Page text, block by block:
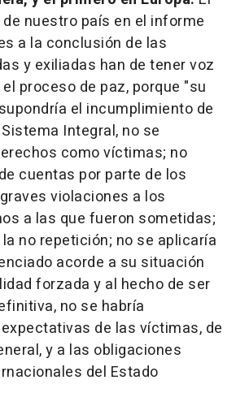
nuestro país en el informe
a la conclusión de las
y exiliadas han de tener voz
proceso de paz, porque "su
el incumplimiento de
Integral, no se
como víctimas; no
cuentas por parte de los
violaciones a los
a las que fueron sometidas;
no repetición; no se aplicaría
acorde a su situación
forzada y al hecho de ser
no se habría
de las víctimas, de
y a las obligaciones
del Estado